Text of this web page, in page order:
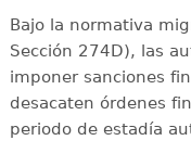
Bajo la normativa
Sección 274D), las
imponer sanciones
desacaten órdenes
periodo de estadía